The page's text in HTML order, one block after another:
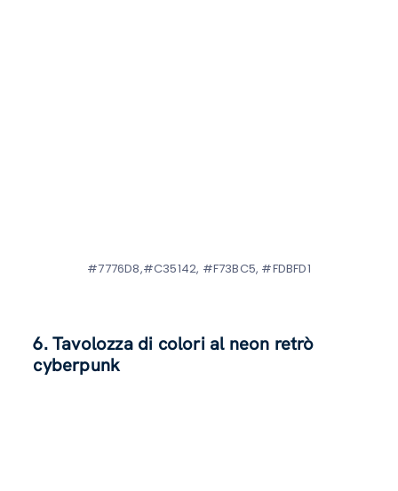
#7776D8,#C35142, #F73BC5, #FDBFD1
6. Tavolozza di colori al neon retrò
cyberpunk